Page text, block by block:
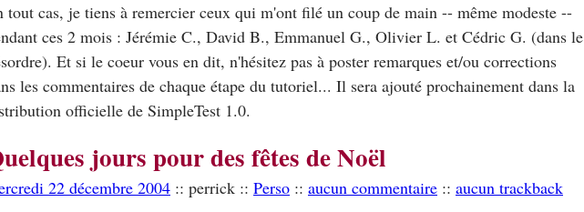
tout cas, je tiens à remercier ceux qui m'ont filé un coup de main -- même modeste --
ces 2 mois : Jérémie C., David B., Emmanuel G., Olivier L. et Cédric G. (dans le
Et si le coeur vous en dit, n'hésitez pas à poster remarques et/ou corrections
les commentaires de chaque étape du tutoriel... Il sera ajouté prochainement dans la
officielle de SimpleTest 1.0.
jours pour des fêtes de Noël
22 décembre 2004 :: perrick :: Perso :: aucun commentaire :: aucun trackback